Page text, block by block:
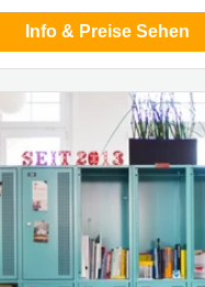
Info & Preise Sehen